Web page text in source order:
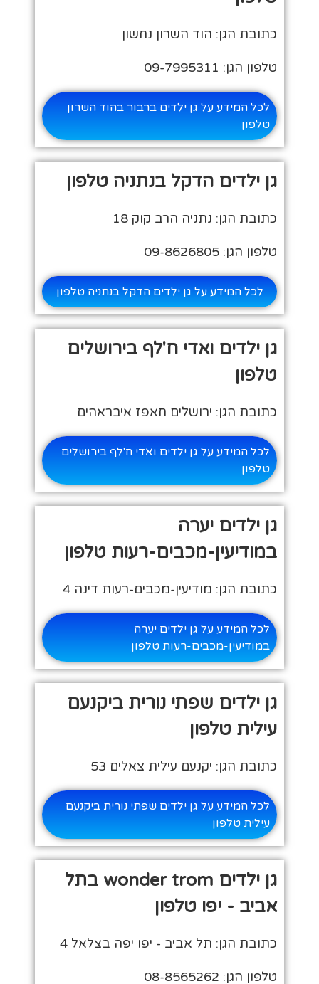
כתובת הגן: הוד השרון נחשון
טלפון הגן: 09-7995311
לכל המידע על גן ילדים ברבור בהוד השרון
טלפון
גן ילדים הדקל בנתניה טלפון
כתובת הגן: נתניה הרב קוק 18
טלפון הגן: 09-8626805
לכל המידע על גן ילדים הדקל בנתניה טלפון
גן ילדים ואדי ח'לף בירושלים
טלפון
כתובת הגן: ירושלים חאפז איבראהים
לכל המידע על גן ילדים ואדי ח'לף בירושלים
טלפון
גן ילדים יערה
במודיעין-מכבים-רעות טלפון
כתובת הגן: מודיעין-מכבים-רעות דינה 4
לכל המידע על גן ילדים יערה
במודיעין-מכבים-רעות טלפון
גן ילדים שפתי נורית ביקנעם
עילית טלפון
כתובת הגן: יקנעם עילית צאלים 53
לכל המידע על גן ילדים שפתי נורית ביקנעם
עילית טלפון
גן ילדים wonder trom בתל
אביב - יפו טלפון
כתובת הגן: תל אביב - יפו יפה בצלאל 4
טלפון הגן: 08-8565262